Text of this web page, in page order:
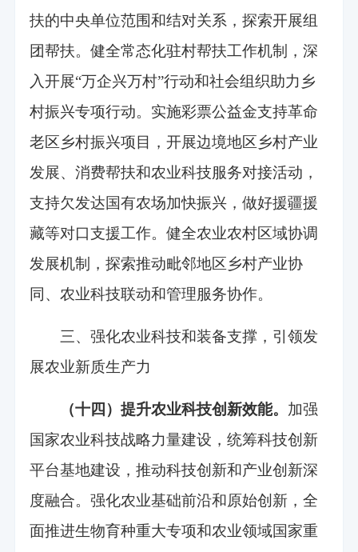
扶的中央单位范围和结对关系，探索开展组
团帮扶。健全常态化驻村帮扶工作机制，深
入开展“万企兴万村”行动和社会组织助力乡
村振兴专项行动。实施彩票公益金支持革命
老区乡村振兴项目，开展边境地区乡村产业
发展、消费帮扶和农业科技服务对接活动，
支持欠发达国有农场加快振兴，做好援疆援
藏等对口支援工作。健全农业农村区域协调
发展机制，探索推动毗邻地区乡村产业协
同、农业科技联动和管理服务协作。
三、强化农业科技和装备支撑，引领发
展农业新质生产力
（十四）提升农业科技创新效能。 加强
国家农业科技战略力量建设，统筹科技创新
平台基地建设，推动科技创新和产业创新深
度融合。强化农业基础前沿和原始创新，全
面推进生物育种重大专项和农业领域国家重